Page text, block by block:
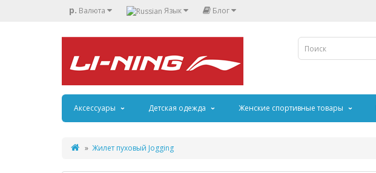
р. Валюта Язык Блог
Аксессуары Детская одежда Женские спортивные товары
Жилет пуховый Jogging